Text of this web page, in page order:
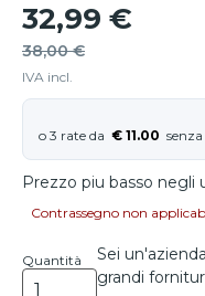
32,99 €
38,00 €
IVA incl.
€ 11.00
Prezzo piu basso negli
Contrassegno non
Quantità
Sei
grandi